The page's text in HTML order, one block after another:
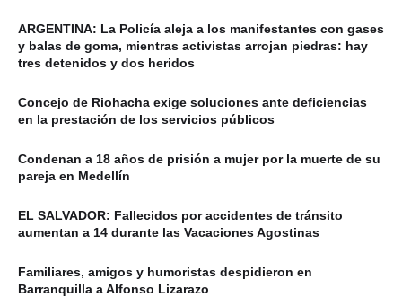
ARGENTINA: La Policía aleja a los manifestantes con gases
y balas de goma, mientras activistas arrojan piedras: hay
tres detenidos y dos heridos
Concejo de Riohacha exige soluciones ante deficiencias
en la prestación de los servicios públicos
Condenan a 18 años de prisión a mujer por la muerte de su
pareja en Medellín
EL SALVADOR: Fallecidos por accidentes de tránsito
aumentan a 14 durante las Vacaciones Agostinas
Familiares, amigos y humoristas despidieron en
Barranquilla a Alfonso Lizarazo